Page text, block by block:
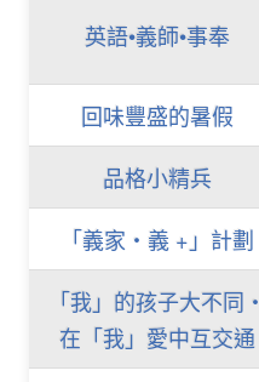
英語•義師•事奉
回味豐盛的暑假
品格小精兵
「義家‧義 +」計劃
「我」的孩子大不同‧
在「我」愛中互交通